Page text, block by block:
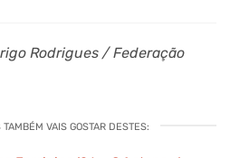
Rodrigues / Federação
VAIS GOSTAR DESTES: